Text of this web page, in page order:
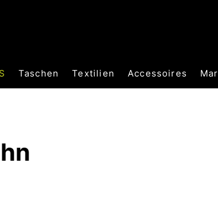
Taschen Textilien Accessoires